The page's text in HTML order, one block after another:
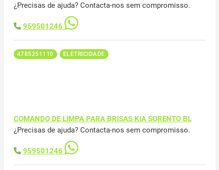
¿Precisas de ajuda? Contacta-nos sem compromisso.
959501246
4785251110 ELETRICIDADE
COMANDO DE LIMPA PARA BRISAS KIA SORENTO BL
¿Precisas de ajuda? Contacta-nos sem compromisso.
959501246